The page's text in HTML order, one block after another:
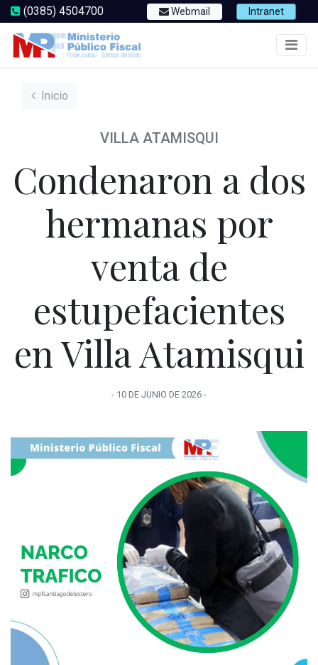
(0385) 4504700 Webmail Intranet
Inicio
VILLA ATAMISQUI
Condenaron a dos
hermanas por
venta de
estupefacientes
en Villa Atamisqui
- 10 DE JUNIO DE 2026 -